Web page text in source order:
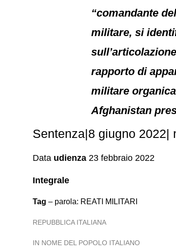
“comandante
militare, si
rapporto di
militare
Afghanistan
Sentenza|8 giugno
Data udienza 23 febbraio 2022
Integrale
Tag – parola: REATI MILITARI
REPUBBLICA ITALIANA
IN NOME DEL POPOLO ITALIANO